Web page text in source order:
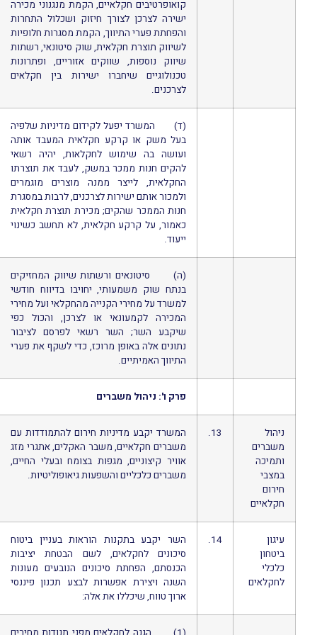
קואופרטיבים חקלאיים, הקמת מנגנוני מכירה
ישירה לצרכן לצורך חיזוק ושכלול התחרות
והפחתת פערי התיווך, הקמת מסגרות חלופיות
לשיווק תוצרת חקלאית, שוק סיטונאי, רשתות
שיווק נוספות, שווקים אזוריים, ופתרונות
טכנולוגיים שיחברו ישירות בין חקלאים
לצרכנים.
(ד) המשרד יפעל לקידום מדיניות שלפיה
בעל משק או קרקע חקלאית המעבד אותה
ועושה בה שימוש לחקלאות, יהיה רשאי
להקים חנות ממכר במשק, לעבד את תוצרתו
החקלאית, לייצר ממנה מוצרים מוגמרים
ולמכור אותם ישירות לצרכנים, לרבות במסגרת
חנות הממכר שהקים; מכירת תוצרת חקלאית
כאמור, על קרקע חקלאית, לא תחשב כשינוי
ייעוד.
(ה) סיטונאים ורשתות שיווק המחזיקים
בנתח שוק משמעותי, יחויבו בדיווח חודשי
למשרד על מחירי הקנייה מהחקלאי ועל מחירי
המכירה לקמעונאי או לצרכן, והכול כפי
שיקבע השר; השר רשאי לפרסם לציבור
נתונים אלה באופן מרוכז, כדי לשקף את פערי
התיווך האמיתיים.
פרק ו': ניהול משברים
ניהול
משברים
ותמיכה
במצבי
חירום
חקלאיים
13.
המשרד יקבע מדיניות חירום להתמודדות עם
משברים חקלאיים, משבר האקלים, אתגרי מזג
אוויר קיצוניים, מגפות בצומח ובעלי החיים,
משברים כלכליים והשפעות גיאופוליטיות.
עיגון
ביטחון
כלכלי
לחקלאים
14.
השר יקבע בתקנות הוראות בעניין ביטוח
סיכונים לחקלאים, לשם הבטחת יציבות
הכנסתם, הפחתת סיכונים הנובעים מעונות
השנה ויצירת אפשרות לבצע תכנון פיננסי
ארוך טווח, שיכללו את אלה: